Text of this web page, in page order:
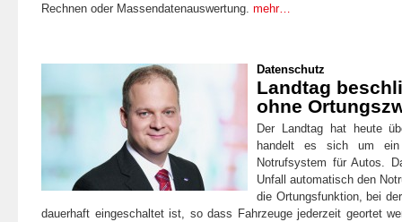
Rechnen oder Massendatenauswertung. mehr…
Datenschutz
Landtag
ohne
Der Landtag hat heute
handelt es sich um
Notrufsystem für Autos.
Unfall automatisch den
die Ortungsfunktion, bei
dauerhaft eingeschaltet ist, so dass Fahrzeuge jederzeit geortet